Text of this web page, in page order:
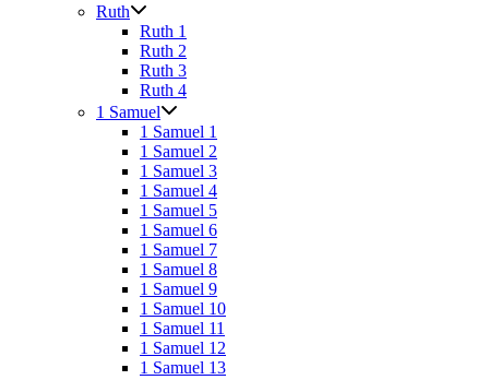
Ruth
Ruth 1
Ruth 2
Ruth 3
Ruth 4
1 Samuel
1 Samuel 1
1 Samuel 2
1 Samuel 3
1 Samuel 4
1 Samuel 5
1 Samuel 6
1 Samuel 7
1 Samuel 8
1 Samuel 9
1 Samuel 10
1 Samuel 11
1 Samuel 12
1 Samuel 13